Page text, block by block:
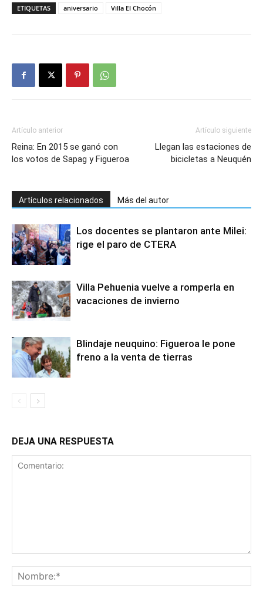
ETIQUETAS aniversario Villa El Chocón
Artículo anterior
Reina: En 2015 se ganó con
los votos de Sapag y Figueroa
Artículo siguiente
Llegan las estaciones de
bicicletas a Neuquén
Artículos relacionados Más del autor
Los docentes se plantaron ante Milei:
rige el paro de CTERA
Villa Pehuenia vuelve a romperla en
vacaciones de invierno
Blindaje neuquino: Figueroa le pone
freno a la venta de tierras
DEJA UNA RESPUESTA